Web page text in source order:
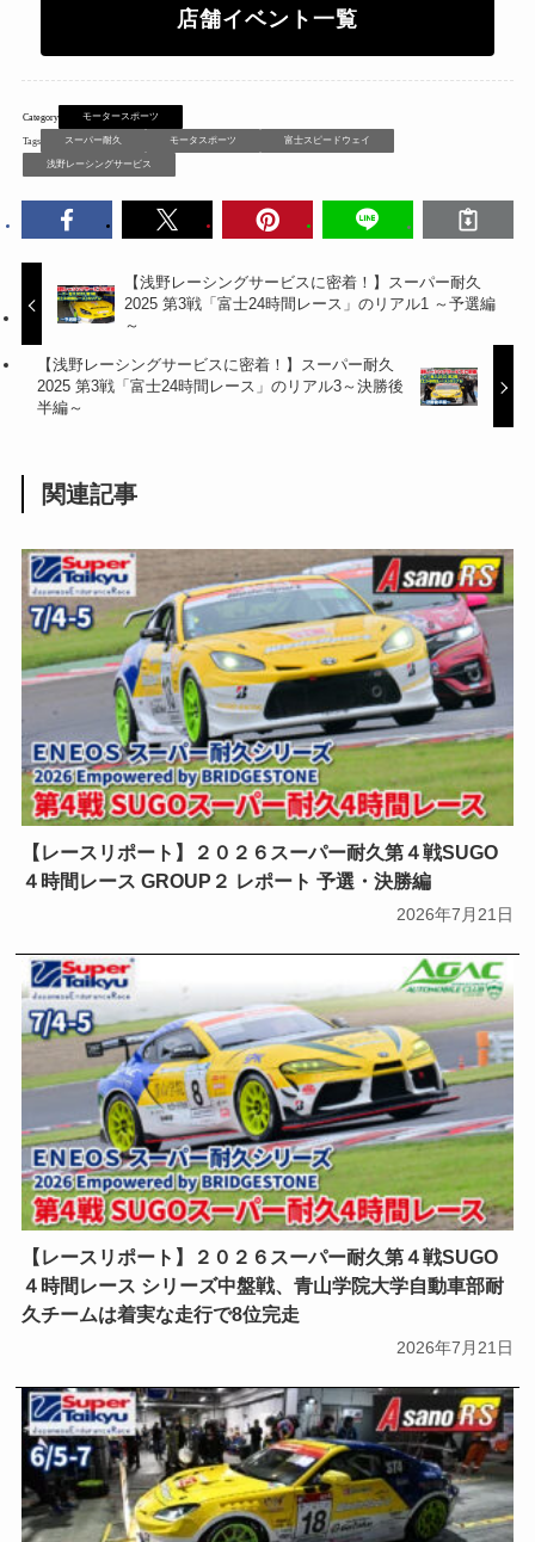
店舗イベント一覧
モータースポーツ
スーパー耐久 モータスポーツ 富士スピードウェイ
浅野レーシングサービス
【浅野レーシングサービスに密着！】スーパー耐久
2025 第3戦「富士24時間レース」のリアル1 ～予選編
～
【浅野レーシングサービスに密着！】スーパー耐久
2025 第3戦「富士24時間レース」のリアル3～決勝後
半編～
関連記事
【レースリポート】２０２６スーパー耐久第４戦SUGO
４時間レース GROUP２ レポート 予選・決勝編
2026年7月21日
【レースリポート】２０２６スーパー耐久第４戦SUGO
４時間レース シリーズ中盤戦、青山学院大学自動車部耐
久チームは着実な走行で8位完走
2026年7月21日